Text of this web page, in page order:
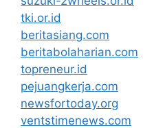
tki.or.id
beritasiang.com
beritabolaharian.com
topreneur.id
pejuangkerja.com
newsfortoday.org
ventstimenews.com